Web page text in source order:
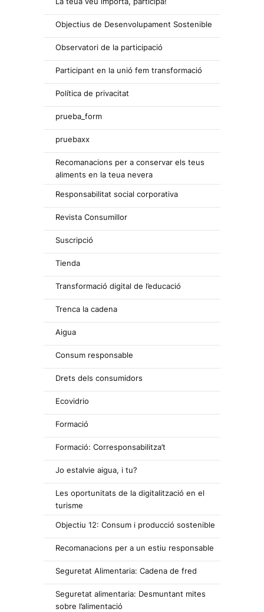
Objectius de Desenvolupament Sostenible
Observatori de la participació
Participant en la unió fem transformació
Política de privacitat
prueba_form
pruebaxx
Recomanacions per a conservar els teus
aliments en la teua nevera
Responsabilitat social corporativa
Revista Consumillor
Suscripció
Tienda
Transformació digital de l’educació
Trenca la cadena
Aigua
Consum responsable
Drets dels consumidors
Ecovidrio
Formació
Formació: Corresponsabilitza’t
Jo estalvie aigua, i tu?
Les oportunitats de la digitalització en el
turisme
Objectiu 12: Consum i producció sostenible
Recomanacions per a un estiu responsable
Seguretat Alimentaria: Cadena de fred
Seguretat alimentaria: Desmuntant mites
sobre l’alimentació